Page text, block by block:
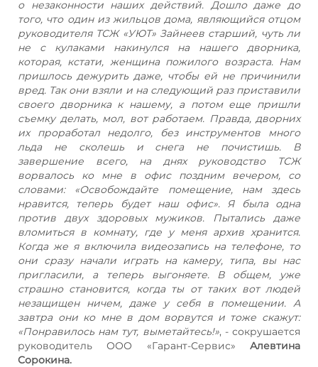
о незаконности наших действий. Дошло даже до
того, что один из жильцов дома, являющийся отцом
руководителя ТСЖ «УЮТ» Зайнеев старший, чуть ли
не с кулаками накинулся на нашего дворника,
которая, кстати, женщина пожилого возраста. Нам
пришлось дежурить даже, чтобы ей не причинили
вред. Так они взяли и на следующий раз приставили
своего дворника к нашему, а потом еще пришли
съемку делать, мол, вот работаем. Правда, дворних
их проработал недолго, без инструментов много
льда не сколешь и снега не почистишь. В
завершение всего, на днях руководство ТСЖ
ворвалось ко мне в офис поздним вечером, со
словами: «Освобождайте помещение, нам здесь
нравится, теперь будет наш офис». Я была одна
против двух здоровых мужиков. Пытались даже
вломиться в комнату, где у меня архив хранится.
Когда же я включила видеозапись на телефоне, то
они сразу начали играть на камеру, типа, вы нас
пригласили, а теперь выгоняете. В общем, уже
страшно становится, когда ты от таких вот людей
незащищен ничем, даже у себя в помещении. А
завтра они ко мне в дом ворвутся и тоже скажут:
«Понравилось нам тут, выметайтесь!», - сокрушается
руководитель ООО «Гарант-Сервис» Алевтина
Сорокина.